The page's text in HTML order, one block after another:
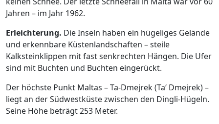
Jahren – im Jahr 1962.
Erleichterung. Die Inseln haben ein hügeliges Gelände
und erkennbare Küstenlandschaften – steile
Kalksteinklippen mit fast senkrechten Hängen. Die Ufer
sind mit Buchten und Buchten eingerückt.
Der höchste Punkt Maltas –Ta-Dmejrek(Ta‘ Dmejrek) –
liegt an der Südwestküste zwischen den Dingli-Hügeln.
Seine Höhe beträgt 253 Meter.